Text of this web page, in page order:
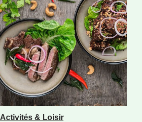
Activités & Loisir